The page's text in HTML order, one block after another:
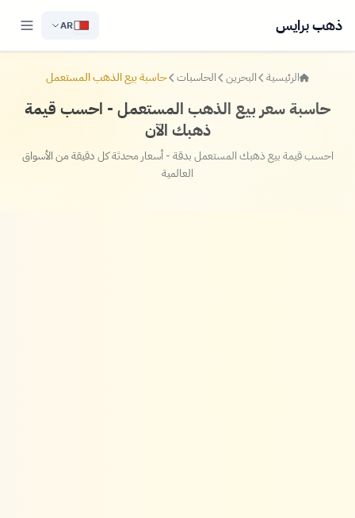
ذهب برايس AR
الرئيسية البحرين الحاسبات حاسبة بيع الذهب المستعمل
حاسبة سعر بيع الذهب المستعمل - احسب قيمة
ذهبك الآن
احسب قيمة بيع ذهبك المستعمل بدقة - أسعار محدثة كل دقيقة من الأسواق
العالمية